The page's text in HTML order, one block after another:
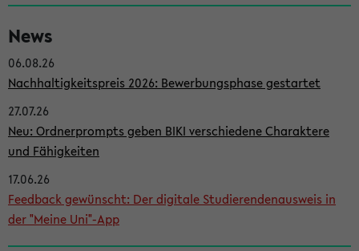
e
i
t
e
n
l
e
i
News
06.08.26
Nachhaltigkeitspreis 2026: Bewerbungsphase gestartet
27.07.26
Neu: Ordnerprompts geben BIKI verschiedene Charaktere
und Fähigkeiten
17.06.26
Feedback gewünscht: Der digitale Studierendenausweis in
der "Meine Uni"-App